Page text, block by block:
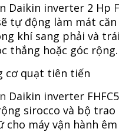
Daikin inverter 2 Hp
tự động làm mát
khí sang phải và
thắng hoặc góc rộng.
cơ quạt tiên tiến
Daikin inverter
sirocco và bộ
cho máy vận hành êm